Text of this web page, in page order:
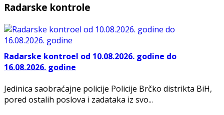
Radarske kontrole
Radarske kontroel od 10.08.2026. godine do
16.08.2026. godine
Jedinica saobraćajne policije Policije Brčko distrikta BiH,
pored ostalih poslova i zadataka iz svo...